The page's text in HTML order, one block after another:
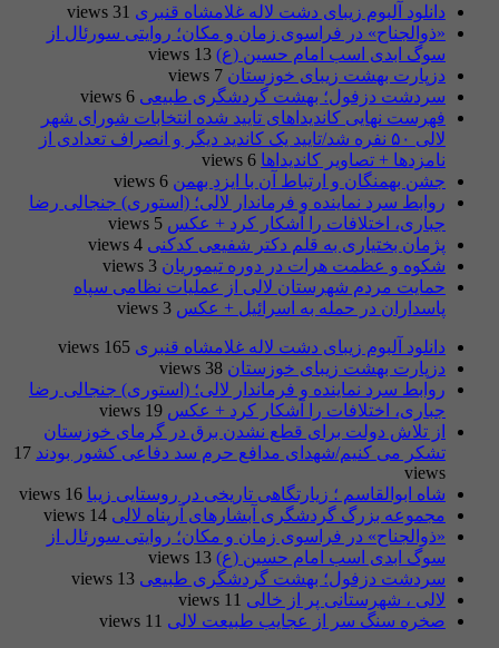
دانلود آلبوم زیبای دشت لاله غلامشاه قنبری 31 views
«ذوالجناح» در فراسوی زمان و مکان؛ روایتی سورئال از
سوگ ابدی اسب امام حسین (ع) 13 views
دزپارت بهشت زیبای خوزستان 7 views
سردشت دزفول؛ بهشت گردشگری طبیعی 6 views
فهرست نهایی کاندیداهای تایید شده انتخابات شورای شهر
لالی ۵۰ نفره شد/تایید یک کاندید دیگر و انصراف تعدادی از
نامزدها + تصاویر کاندیداها 6 views
جشن بهمنگان و ارتباط آن با ایزدِ بهمن 6 views
روابط سرد نماینده و فرماندار لالی؛ (استوری) جنجالی رضا
جباری، اختلافات را آشکار کرد + عکس 5 views
پژمان بختیاری به قلم دکتر شفیعی کدکنی 4 views
شکوه و عظمت هرات در دوره تیموریان 3 views
حمایت مردم شهرستان لالی از عملیات نظامی سپاه
پاسداران در حمله به اسرائیل + عکس 3 views
دانلود آلبوم زیبای دشت لاله غلامشاه قنبری 165 views
دزپارت بهشت زیبای خوزستان 38 views
روابط سرد نماینده و فرماندار لالی؛ (استوری) جنجالی رضا
جباری، اختلافات را آشکار کرد + عکس 19 views
از تلاش دولت برای قطع نشدن برق در گرمای خوزستان
تشکر می کنیم/شهدای مدافع حرم سد دفاعی کشور بودند 17
views
شاه ابوالقاسم ؛ زیارتگاهی تاریخی در روستایی زیبا 16 views
مجموعه بزرگ گردشگری آبشارهای آرپناه لالی 14 views
«ذوالجناح» در فراسوی زمان و مکان؛ روایتی سورئال از
سوگ ابدی اسب امام حسین (ع) 13 views
سردشت دزفول؛ بهشت گردشگری طبیعی 13 views
لالی ، شهرستانی پر از خالی 11 views
صخره سنگ سر از عجایب طبیعت لالی 11 views